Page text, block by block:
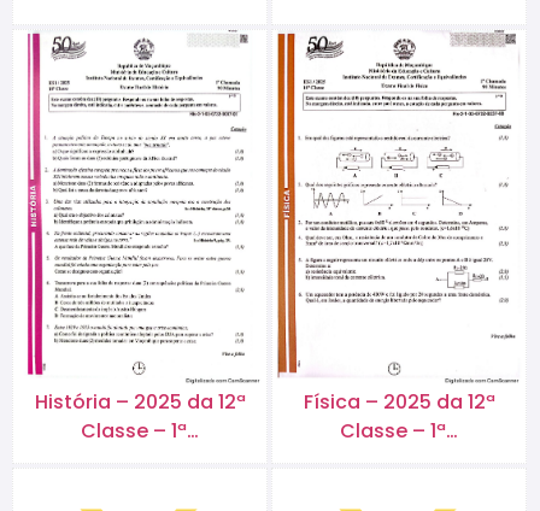
História – 2025 da 12ª
Classe – 1ª…
Física – 2025 da 12ª
Classe – 1ª…